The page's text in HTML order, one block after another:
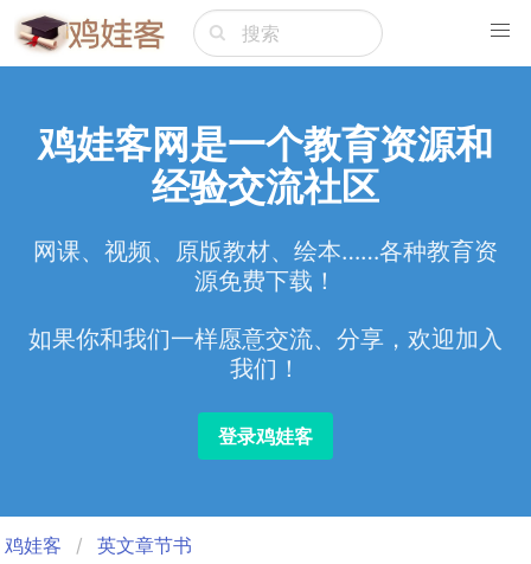
鸡娃客网是一个教育资源和
经验交流社区
网课、视频、原版教材、绘本……各种教育资
源免费下载！
如果你和我们一样愿意交流、分享，欢迎加入
我们！
登录鸡娃客
鸡娃客 英文章节书